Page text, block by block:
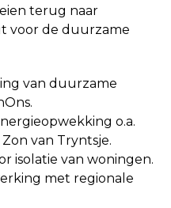
terug naar
voor de duurzame
van duurzame
o.a.
van Tryntsje.
isolatie van woningen.
met regionale